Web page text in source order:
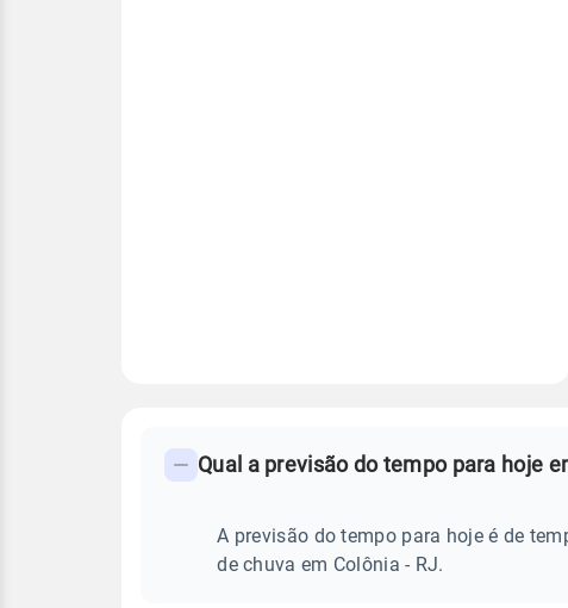
PREVISÃO
frequentes
Qual a previsão do tempo para hoje
A previsão do tempo para hoje é de
de chuva em Colônia - RJ.